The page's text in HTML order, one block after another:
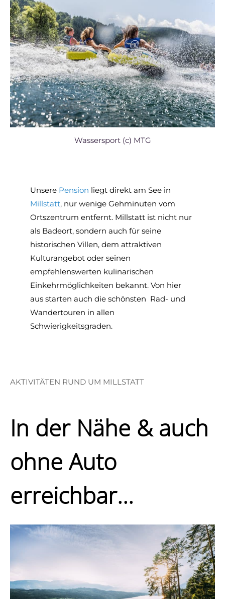
Wassersport (c) MTG
Unsere Pension liegt direkt am See in
Millstatt, nur wenige Gehminuten vom
Ortszentrum entfernt. Millstatt ist nicht nur
als Badeort, sondern auch für seine
historischen Villen, dem attraktiven
Kulturangebot oder seinen
empfehlenswerten kulinarischen
Einkehrmöglichkeiten bekannt. Von hier
aus starten auch die schönsten Rad- und
Wandertouren in allen
Schwierigkeitsgraden.
AKTIVITÄTEN RUND UM MILLSTATT
In der Nähe & auch
ohne Auto
erreichbar...